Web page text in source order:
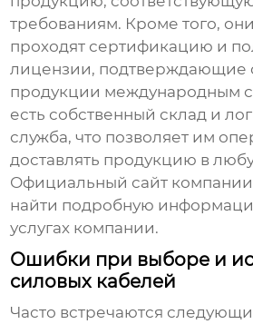
требованиям. Кроме того,
проходят сертификацию и
лицензии, подтверждающие
продукции международным
есть собственный склад и
служба, что позволяет им
доставлять продукцию в
Официальный сайт
найти подробную
услугах компании.
Ошибки при выборе и
силовых кабелей
Часто встречаются